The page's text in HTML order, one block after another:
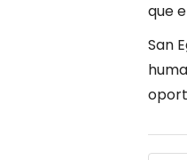
que
San